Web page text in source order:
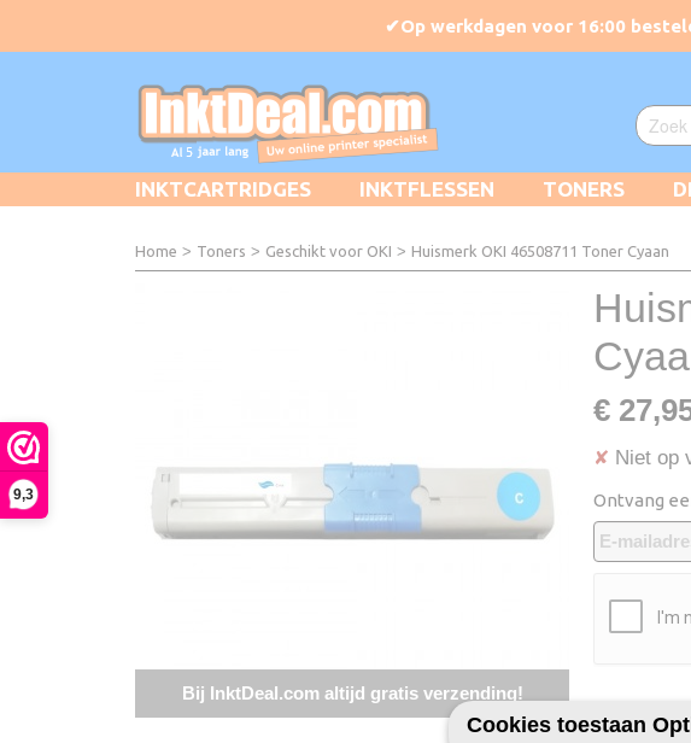
9,3
INKTCARTRIDGES INKTFLESSEN TONERS
Home > Toners > Geschikt voor OKI > Huismerk OKI 46508711 Toner Cyaan
Bij InktDeal.com altijd gratis verzending!
€
✘ Niet op
Ontvang
Cookies toestaan